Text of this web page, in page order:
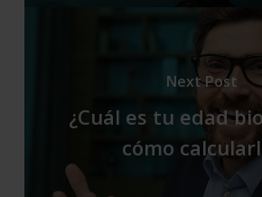
Next Post
¿Cuál es tu edad
cómo